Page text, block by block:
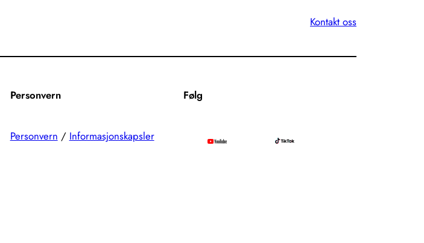
Kontakt oss
Personvern
Personvern / Informasjonskapsler
Følg